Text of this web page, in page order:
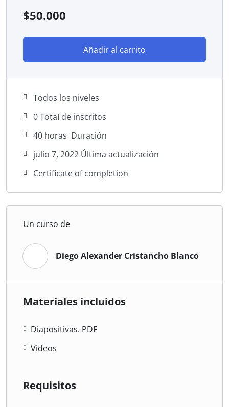
$50.000
Añadir al carrito
Todos los niveles
0 TotaI de inscritos
40 horas Duración
julio 7, 2022 Última actualización
Certificate of completion
Un curso de
Diego Alexander Cristancho Blanco
Materiales incluidos
Diapositivas. PDF
Videos
Requisitos